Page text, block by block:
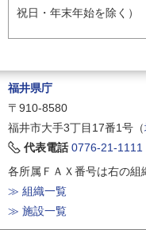
祝日・年末年始を除く）
福井県庁
〒910-8580
福井市大手3丁目17番1号（
代表電話 0776-21-1111
各所属ＦＡＸ番号は右の組
≫ 組織一覧
≫ 施設一覧